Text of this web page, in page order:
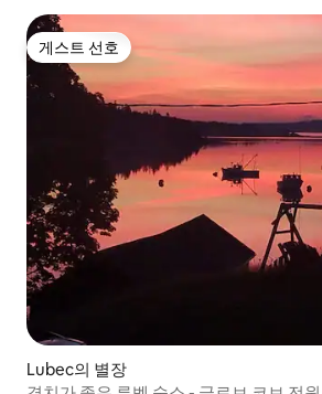
게스트 선호
게스트 선호
Lubec의 별장